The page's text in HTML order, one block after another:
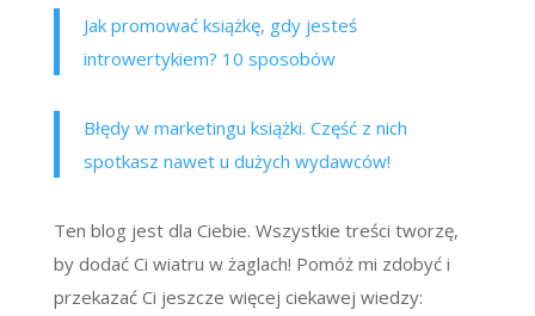
Jak promować książkę, gdy jesteś
introwertykiem? 10 sposobów
Błędy w marketingu książki. Część z nich
spotkasz nawet u dużych wydawców!
Ten blog jest dla Ciebie. Wszystkie treści tworzę,
by dodać Ci wiatru w żaglach! Pomóż mi zdobyć i
przekazać Ci jeszcze więcej ciekawej wiedzy: